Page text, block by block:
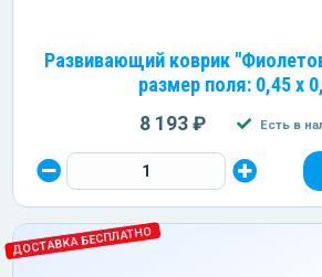
Развивающий коврик
размер поля: 0,45 х
8 193 ₽ Есть в
ДОСТАВКА БЕСПЛАТНО